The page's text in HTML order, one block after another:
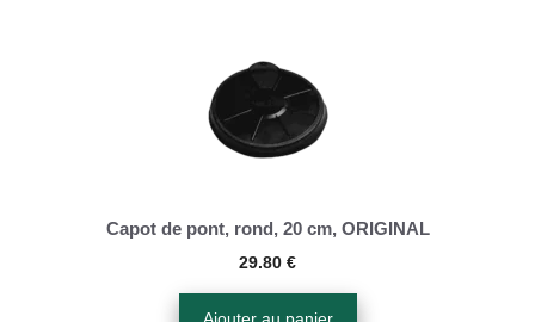
Capot de pont, rond, 20 cm, ORIGINAL
29.80 €